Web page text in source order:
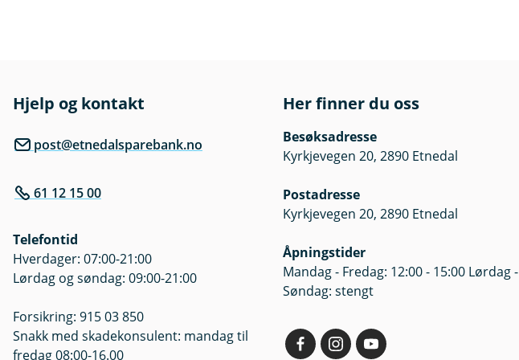
Hjelp og kontakt
post@etnedalsparebank.no
61 12 15 00
Telefontid
Hverdager: 07:00-21:00
Lørdag og søndag: 09:00-21:00
Forsikring: 915 03 850
Snakk med skadekonsulent: mandag til
fredag 08:00-16.00
Her finner du oss
Besøksadresse
Kyrkjevegen 20, 2890 Etnedal
Postadresse
Kyrkjevegen 20, 2890 Etnedal
Åpningstider
Mandag - Fredag: 12:00 - 15:00 Lørdag -
Søndag: stengt